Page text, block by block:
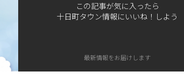
この記事が気に入ったら
十日町タウン情報にいいね！しよう
最新情報をお届けします